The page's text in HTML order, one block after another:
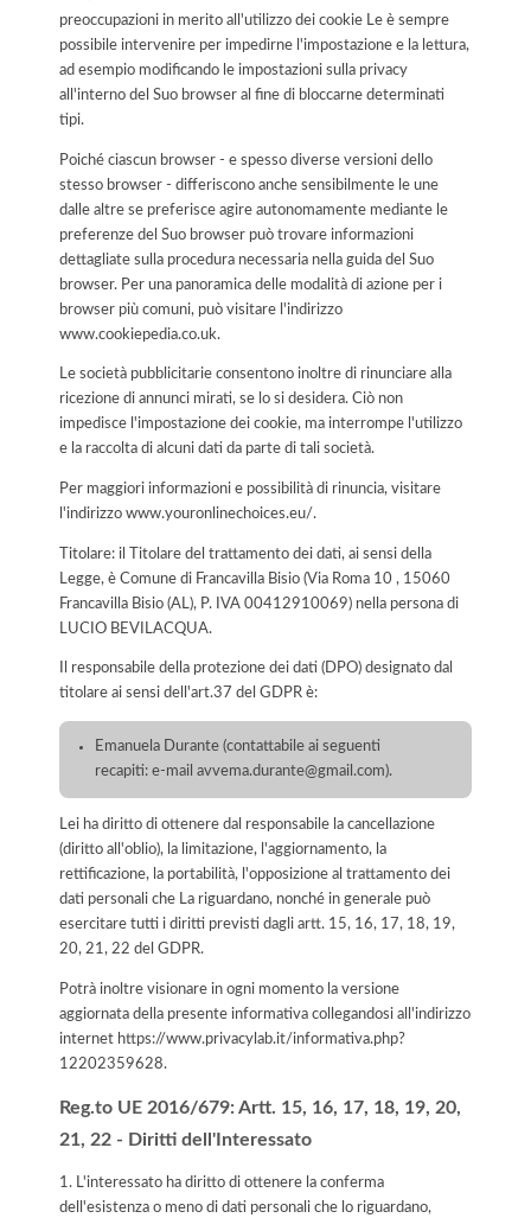
preoccupazioni in merito all'utilizzo dei cookie Le è sempre
possibile intervenire per impedirne l'impostazione e la lettura,
ad esempio modificando le impostazioni sulla privacy
all'interno del Suo browser al fine di bloccarne determinati
tipi.
Poiché ciascun browser - e spesso diverse versioni dello
stesso browser - differiscono anche sensibilmente le une
dalle altre se preferisce agire autonomamente mediante le
preferenze del Suo browser può trovare informazioni
dettagliate sulla procedura necessaria nella guida del Suo
browser. Per una panoramica delle modalità di azione per i
browser più comuni, può visitare l'indirizzo
www.cookiepedia.co.uk.
Le società pubblicitarie consentono inoltre di rinunciare alla
ricezione di annunci mirati, se lo si desidera. Ciò non
impedisce l'impostazione dei cookie, ma interrompe l'utilizzo
e la raccolta di alcuni dati da parte di tali società.
Per maggiori informazioni e possibilità di rinuncia, visitare
l'indirizzo www.youronlinechoices.eu/.
Titolare: il Titolare del trattamento dei dati, ai sensi della
Legge, è Comune di Francavilla Bisio (Via Roma 10 , 15060
Francavilla Bisio (AL), P. IVA 00412910069) nella persona di
LUCIO BEVILACQUA.
Il responsabile della protezione dei dati (DPO) designato dal
titolare ai sensi dell'art.37 del GDPR è:
Emanuela Durante (contattabile ai seguenti
recapiti: e-mail avvema.durante@gmail.com).
Lei ha diritto di ottenere dal responsabile la cancellazione
(diritto all'oblio), la limitazione, l'aggiornamento, la
rettificazione, la portabilità, l'opposizione al trattamento dei
dati personali che La riguardano, nonché in generale può
esercitare tutti i diritti previsti dagli artt. 15, 16, 17, 18, 19,
20, 21, 22 del GDPR.
Potrà inoltre visionare in ogni momento la versione
aggiornata della presente informativa collegandosi all'indirizzo
internet https://www.privacylab.it/informativa.php?
12202359628.
Reg.to UE 2016/679: Artt. 15, 16, 17, 18, 19, 20,
21, 22 - Diritti dell'Interessato
1. L'interessato ha diritto di ottenere la conferma
dell'esistenza o meno di dati personali che lo riguardano,